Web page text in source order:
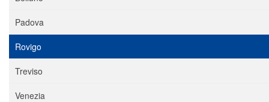
Padova
Rovigo
Treviso
Venezia